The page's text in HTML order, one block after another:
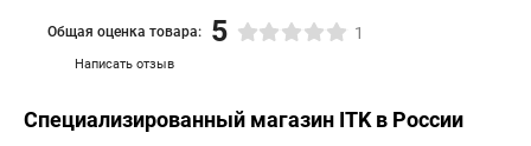
Написать отзыв
Общая оценка товара: 5 1
Специализированный магазин ITKв России